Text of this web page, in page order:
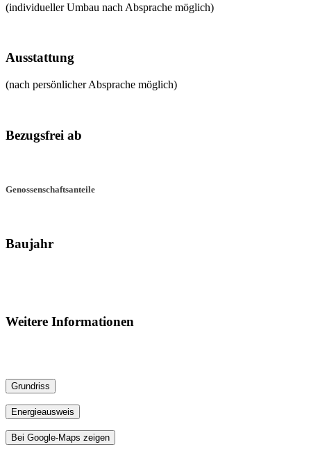
(individueller Umbau nach Absprache möglich)
Ausstattung
(nach persönlicher Absprache möglich)
Bezugsfrei ab
Genossenschaftsanteile
Baujahr
Weitere Informationen
Grundriss
Energieausweis
Bei Google-Maps zeigen